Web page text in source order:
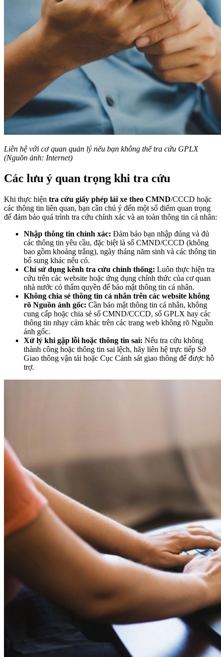
Liên hệ với cơ quan quản lý nếu bạn không thể tra cứu GPLX
(Nguồn ảnh: Internet)
Các lưu ý quan trọng khi tra cứu
Khi thực hiện tra cứu giấy phép lái xe theo CMND/CCCD hoặc
các thông tin liên quan, bạn cần chú ý đến một số điểm quan trọng
để đảm bảo quá trình tra cứu chính xác và an toàn thông tin cá nhân:
Nhập thông tin chính xác: Đảm bảo bạn nhập đúng và đủ
các thông tin yêu cầu, đặc biệt là số CMND/CCCD (không
bao gồm khoảng trắng), ngày tháng năm sinh và các thông tin
bổ sung khác nếu có.
Chỉ sử dụng kênh tra cứu chính thống: Luôn thực hiện tra
cứu trên các website hoặc ứng dụng chính thức của cơ quan
nhà nước có thẩm quyền để bảo mật thông tin cá nhân.
Không chia sẻ thông tin cá nhân trên các website không
rõ Nguồn ảnh gốc: Cần bảo mật thông tin cá nhân, không
cung cấp hoặc chia sẻ số CMND/CCCD, số GPLX hay các
thông tin nhạy cảm khác trên các trang web không rõ Nguồn
ảnh gốc.
Xử lý khi gặp lỗi hoặc thông tin sai: Nếu tra cứu không
thành công hoặc thông tin sai lệch, hãy liên hệ trực tiếp Sở
Giao thông vận tải hoặc Cục Cảnh sát giao thông để được hỗ
trợ.